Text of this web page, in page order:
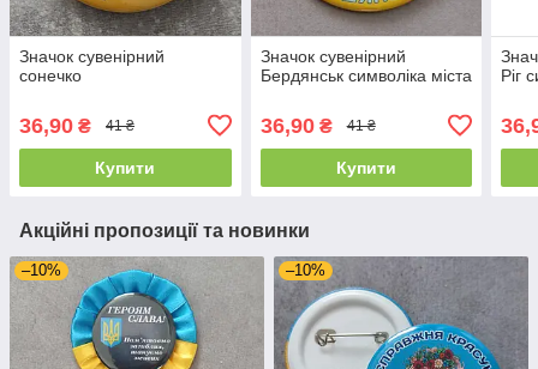
Значок сувенірний
сонечко
36,90 ₴ 41 ₴
Купити
Значок сувенірний
Бердянськ символіка міста
36,90₴ 41 ₴
Купити
Ріг
Акційні пропозиції та новинки
–10% –10%